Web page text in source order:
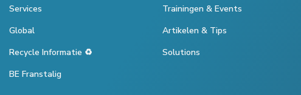
Services
Global
Recycle Informatie ♻️
BE Franstalig
Trainingen & Events
Artikelen & Tips
Solutions